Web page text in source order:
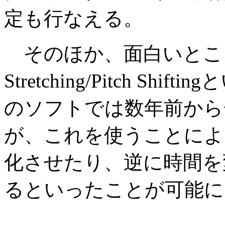
定も行なえる。
そのほか、面白いとこ
Stretching/Pitch Shifting
のソフトでは数年前か
が、これを使うことに
化させたり、逆に時間
るといったことが可能